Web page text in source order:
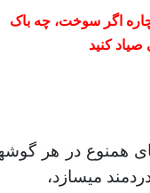
اگر سوخت، چه باک
کنید
هم­نوع در هر
می­سازد،